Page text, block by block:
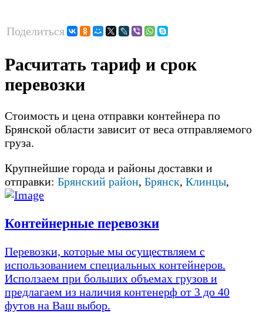
Поделиться
Расчитать тариф и срок
перевозки
Стоимость и цена отправки контейнера по
Брянской области зависит от веса отправляемого
груза.
Крупнейшие города и районы доставки и
отправки: Брянский район, Брянск, Клинцы,
Контейнерные перевозки
Перевозки, которые мы осуществляем с
использованием специальных контейнеров.
Исползаем при больших объемах грузов и
предлагаем из наличия контенерф от 3 до 40
футов на Ваш выбор.